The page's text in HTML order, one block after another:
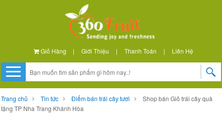
Giỏ Hàng | Giới Thiệu | Thanh Toán | Liên Hệ
Trang chủ Tin tức Điểm bán trái cây tươi
Shop bán Giỏ trái cây quà
tặng TP Nha Trang Khánh Hòa